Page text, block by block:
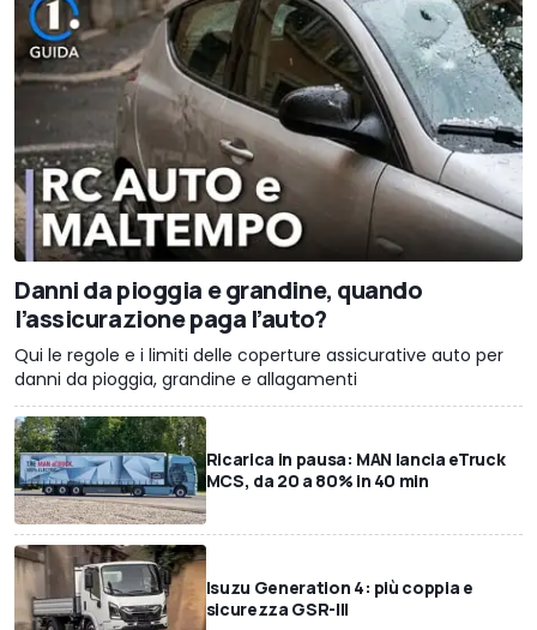
Danni da pioggia e grandine, quando
l’assicurazione paga l’auto?
Qui le regole e i limiti delle coperture assicurative auto per
danni da pioggia, grandine e allagamenti
Ricarica in pausa: MAN lancia eTruck
MCS, da 20 a 80% in 40 min
Isuzu Generation 4: più coppia e
sicurezza GSR-III